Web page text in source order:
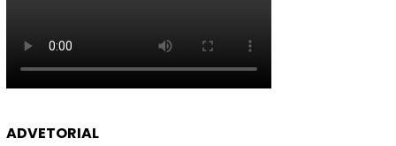
ADVETORIAL